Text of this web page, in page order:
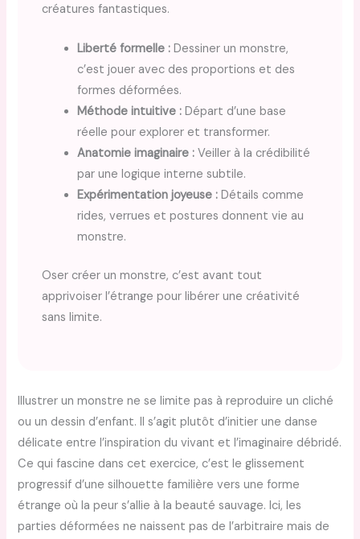
créatures fantastiques.
Liberté formelle : Dessiner un monstre,
c’est jouer avec des proportions et des
formes déformées.
Méthode intuitive : Départ d’une base
réelle pour explorer et transformer.
Anatomie imaginaire : Veiller à la crédibilité
par une logique interne subtile.
Expérimentation joyeuse : Détails comme
rides, verrues et postures donnent vie au
monstre.
Oser créer un monstre, c’est avant tout
apprivoiser l’étrange pour libérer une créativité
sans limite.
Illustrer un monstre ne se limite pas à reproduire un cliché
ou un dessin d’enfant. Il s’agit plutôt d’initier une danse
délicate entre l’inspiration du vivant et l’imaginaire débridé.
Ce qui fascine dans cet exercice, c’est le glissement
progressif d’une silhouette familière vers une forme
étrange où la peur s’allie à la beauté sauvage. Ici, les
parties déformées ne naissent pas de l’arbitraire mais de